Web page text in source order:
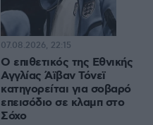
Ο επιθετικός της Εθνικής
Αγγλίας Άϊβαν Τόνεϊ
κατηγορείται για σοβαρό
επεισόδιο σε κλαμπ στο
Σόχο
07.08.2026, 22:15